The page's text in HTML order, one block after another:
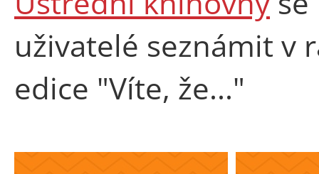
uživatelé seznámit v
edice "Víte, že..."